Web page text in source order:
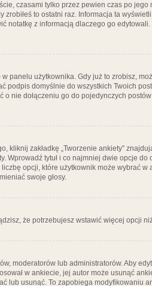
czasami tylko przez pewien czas po
to ostatni raz. Informacja ta
notatkę z informacją dlaczego go
panelu użytkownika. Gdy już to zrobisz,
podpis domyślnie do wszystkich Twoich
nie dołączeniu go do pojedynczych
kliknij zakładkę „Tworzenie ankiety”
Wprowadź tytuł i co najmniej dwie opcje
opcji, które użytkownik może wybrać
swoje głosy.
że potrzebujesz wstawić więcej opcji
moderatorów lub administratorów. Aby
w ankiecie, jej autor może usunąć
lub usunąć. To zapobiega modyfikowaniu